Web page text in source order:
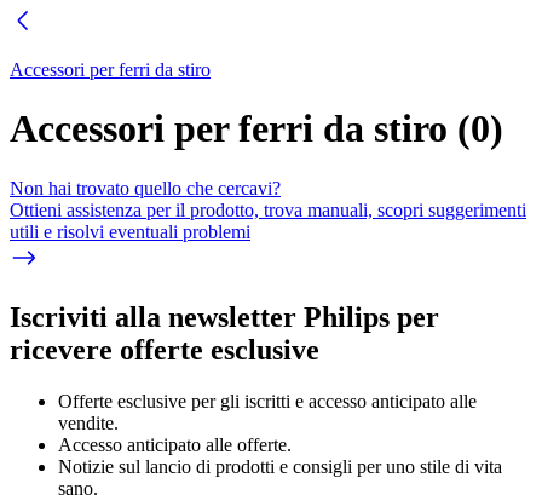
Accessori per ferri da stiro
Accessori per ferri da stiro (0)
Non hai trovato quello che cercavi?
Ottieni assistenza per il prodotto, trova manuali, scopri suggerimenti
utili e risolvi eventuali problemi
Iscriviti alla newsletter Philips per
ricevere offerte esclusive
Offerte esclusive per gli iscritti e accesso anticipato alle
vendite.
Accesso anticipato alle offerte.
Notizie sul lancio di prodotti e consigli per uno stile di vita
sano.